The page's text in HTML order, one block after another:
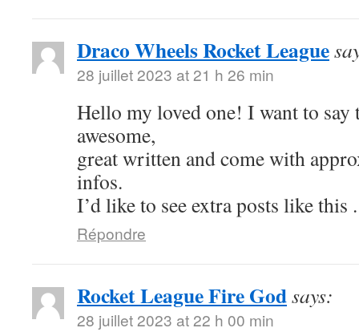
Draco Wheels Rocket League
28 juillet 2023 at 21 h 26 min
Hello my loved one! I want to say
awesome,
great written and come with
infos.
I’d like to see extra posts like this .
Répondre
Rocket League Fire Godsays:
28 juillet 2023 at 22 h 00 min